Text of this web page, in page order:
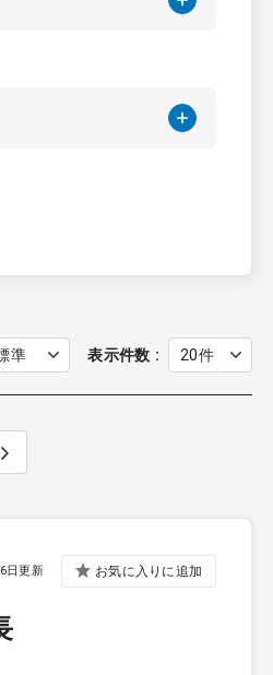
表示件数
日更新 お気に入りに追加